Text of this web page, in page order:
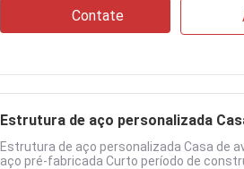
Contate
Estrutura de aço personalizada
Estrutura de aço personalizada Casa de
aço pré-fabricada Curto período de